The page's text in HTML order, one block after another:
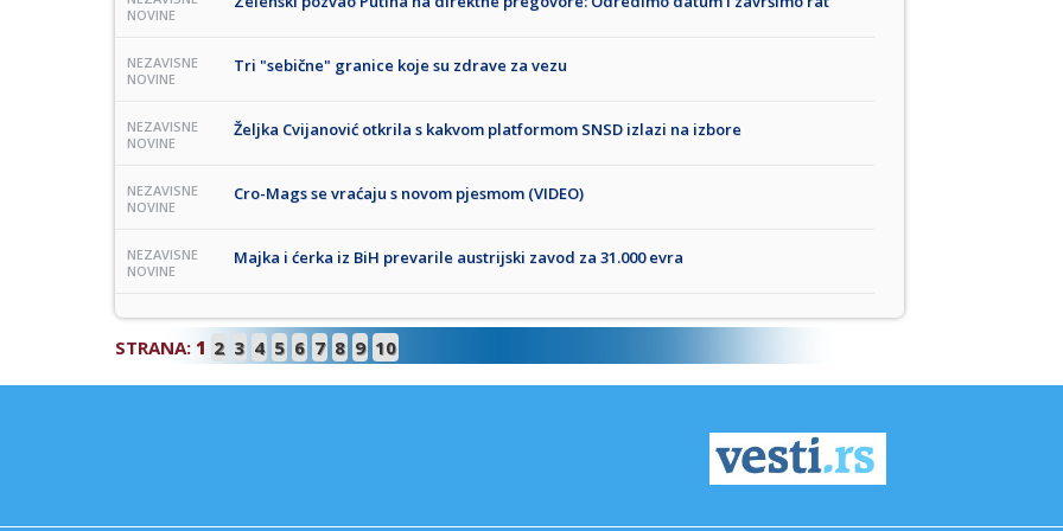
NOVINE
NEZAVISNE
NOVINE
Tri "sebične" granice koje su zdrave za vezu
NEZAVISNE
NOVINE
Željka Cvijanović otkrila s kakvom platformom SNSD izlazi na izbore
NEZAVISNE
NOVINE
Cro-Mags se vraćaju s novom pjesmom (VIDEO)
NEZAVISNE
NOVINE
Majka i ćerka iz BiH prevarile austrijski zavod za 31.000 evra
STRANA: 1 2 3 4 5 6 7 8 9 10